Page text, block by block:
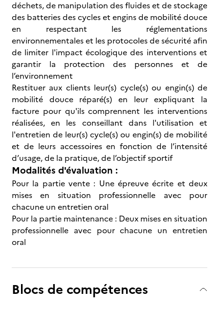
déchets, de manipulation des fluides et de stockage
des batteries des cycles et engins de mobilité douce
en respectant les réglementations
environnementales et les protocoles de sécurité afin
de limiter l'impact écologique des interventions et
garantir la protection des personnes et de
l’environnement
Restituer aux clients leur(s) cycle(s) ou engin(s) de
mobilité douce réparé(s) en leur expliquant la
facture pour qu'ils comprennent les interventions
réalisées, en les conseillant dans l'utilisation et
l'entretien de leur(s) cycle(s) ou engin(s) de mobilité
et de leurs accessoires en fonction de l’intensité
d’usage, de la pratique, de l’objectif sportif
Modalités d'évaluation :
Pour la partie vente : Une épreuve écrite et deux
mises en situation professionnelle avec pour
chacune un entretien oral
Pour la partie maintenance : Deux mises en situation
professionnelle avec pour chacune un entretien
oral
Blocs de compétences